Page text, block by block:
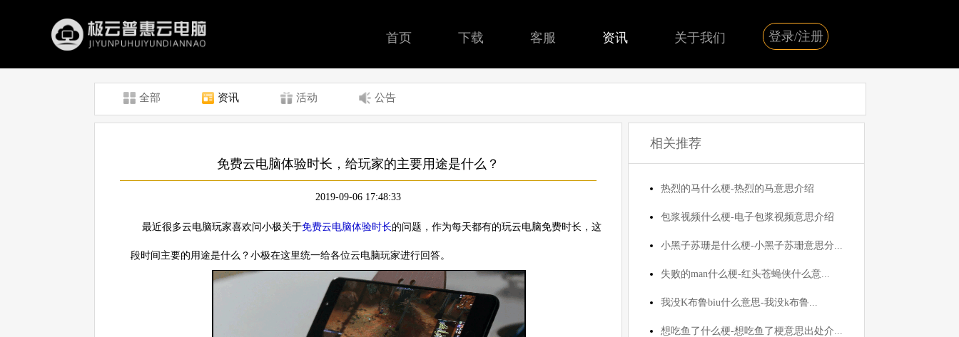
首页 下载 客服 资讯 关于我们 登录/注册
全部 资讯 活动 公告
免费云电脑体验时长，给玩家的主要用途是什么？
2019-09-06 17:48:33
最近很多云电脑玩家喜欢问小极关于免费云电脑体验时长的问题，作为每天都有的玩云电脑免费时长，这
段时间主要的用途是什么？小极在这里统一给各位云电脑玩家进行回答。
相关推荐
热烈的马什么梗-热烈的马意思介绍
包浆视频什么梗-电子包浆视频意思介绍
小黑子苏珊是什么梗-小黑子苏珊意思分...
失败的man什么梗-红头苍蝇侠什么意...
我没K布鲁biu什么意思-我没k布鲁...
想吃鱼了什么梗-想吃鱼了梗意思出处介...